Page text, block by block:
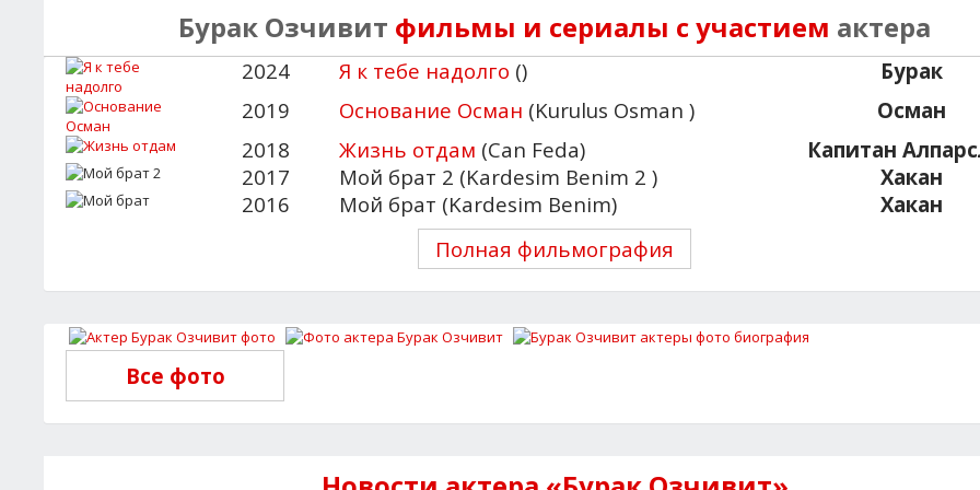
Бурак Озчивит фильмы и сериалы с участием актера
2024 Я к тебе надолго ()
Бурак
2019
Основание Осман (Kurulus Osman )
Осман
2018
Жизнь отдам (Can Feda)
Капитан
2017
Мой брат 2 (Kardesim Benim 2 )
Хакан
2016
Мой брат (Kardesim Benim)
Хакан
Полная фильмография
Все фото